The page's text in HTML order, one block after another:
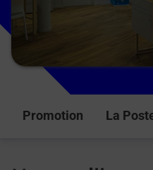
Promotion La